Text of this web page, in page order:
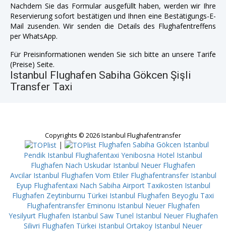
Nachdem Sie das Formular ausgefüllt haben, werden wir Ihre
Reservierung sofort bestätigen und Ihnen eine Bestätigungs-E-
Mail zusenden. Wir senden die Details des Flughafentreffens
per WhatsApp.
Für Preisinformationen wenden Sie sich bitte an unsere Tarife
(Preise) Seite.
Istanbul Flughafen Sabiha Gökcen Şişli
Transfer Taxi
Copyrights © 2026 Istanbul Flughafentransfer
|
Flughafen Sabiha Gökcen Istanbul
Pendik Istanbul Flughafentaxi Yenibosna Hotel Istanbul
Flughafen Nach Uskudar Istanbul Neuer Flughafen
Avcilar Istanbul Flughafen Vom Etiler Flughafentransfer Istanbul
Eyup Flughafentaxi Nach Sabiha Airport Taxikosten Istanbul
Flughafen Zeytinburnu Türkei Istanbul Flughafen Beyoglu Taxi
Flughafentransfer Eminonu Istanbul Neuer Flughafen
Yesilyurt Flughafen Istanbul Saw Tunel Istanbul Neuer Flughafen
Silivri Flughafen Türkei Istanbul Ortakoy Istanbul Neuer